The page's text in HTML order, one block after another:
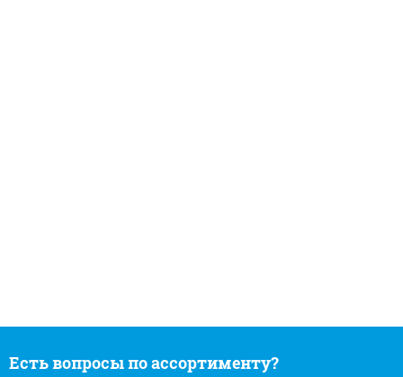
Есть вопросы по ассортименту?